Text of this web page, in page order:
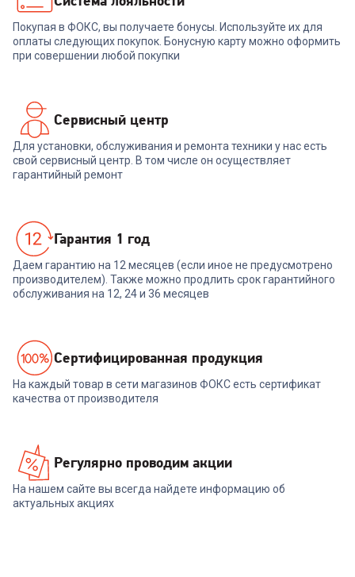
В корзину В корзину
Покупая в ФОКС, вы получаете бонусы. Используйте их для
оплаты следующих покупок. Бонусную карту можно оформить
при совершении любой покупки
Сервисный центр
Для установки, обслуживания и ремонта техники у нас есть
свой сервисный центр. В том числе он осуществляет
гарантийный ремонт
Гарантия 1 год
Даем гарантию на 12 месяцев (если иное не предусмотрено
производителем). Также можно продлить срок гарантийного
обслуживания на 12, 24 и 36 месяцев
Cертифицированная продукция
На каждый товар в сети магазинов ФОКС есть сертификат
качества от производителя
Регулярно проводим акции
На нашем сайте вы всегда найдете информацию об
актуальных акциях